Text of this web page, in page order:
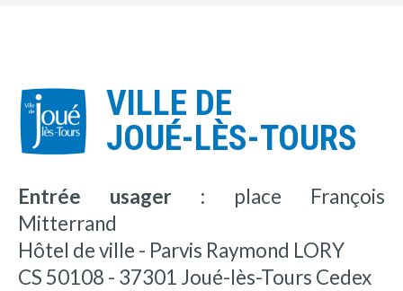
VILLE DE
JOUÉ-LÈS-TOURS
Entrée usager : place François
Mitterrand
Hôtel de ville - Parvis Raymond LORY
CS 50108 - 37301 Joué-lès-Tours Cedex